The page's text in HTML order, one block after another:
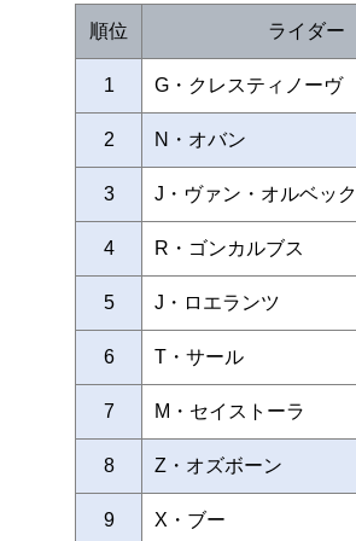
順位 ライダー
1 G・クレスティノーヴ
2 N・オバン
3 J・ヴァン・オルベック
4 R・ゴンカルブス
5 J・ロエランツ
6 T・サール
7 M・セイストーラ
8 Z・オズボーン
9 X・ブー